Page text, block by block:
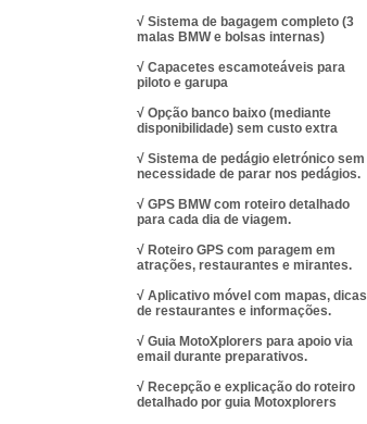
√ Sistema de bagagem completo (3
malas BMW e bolsas internas)
√ Capacetes escamoteáveis para
piloto e garupa
√ Opção banco baixo (mediante
disponibilidade) sem custo extra
√ Sistema de pedágio eletrónico sem
necessidade de parar nos pedágios.
√ GPS BMW com roteiro detalhado
para cada dia de viagem.
√ Roteiro GPS com paragem em
atrações, restaurantes e mirantes.
√ Aplicativo móvel com mapas, dicas
de restaurantes e informações.
√ Guia MotoXplorers para apoio via
email durante preparativos.
√ Recepção e explicação do roteiro
detalhado por guia Motoxplorers